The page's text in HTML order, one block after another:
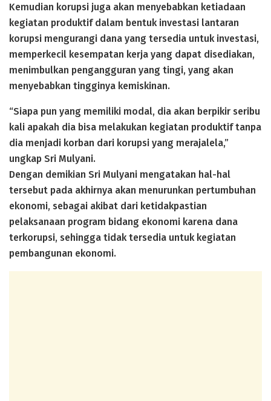
Kemudian korupsi juga akan menyebabkan ketiadaan
kegiatan produktif dalam bentuk investasi lantaran
korupsi mengurangi dana yang tersedia untuk investasi,
memperkecil kesempatan kerja yang dapat disediakan,
menimbulkan pengangguran yang tingi, yang akan
menyebabkan tingginya kemiskinan.
“Siapa pun yang memiliki modal, dia akan berpikir seribu
kali apakah dia bisa melakukan kegiatan produktif tanpa
dia menjadi korban dari korupsi yang merajalela,”
ungkap Sri Mulyani.
Dengan demikian Sri Mulyani mengatakan hal-hal
tersebut pada akhirnya akan menurunkan pertumbuhan
ekonomi, sebagai akibat dari ketidakpastian
pelaksanaan program bidang ekonomi karena dana
terkorupsi, sehingga tidak tersedia untuk kegiatan
pembangunan ekonomi.